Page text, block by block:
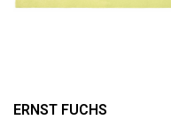
ERNST FUCHS